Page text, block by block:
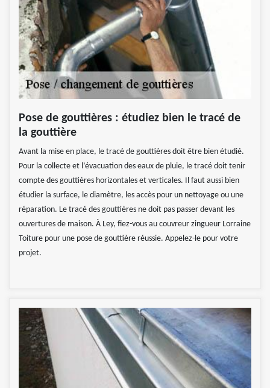
Pose de gouttières : étudiez bien le tracé de
la gouttière
Avant la mise en place, le tracé de gouttières doit être bien étudié.
Pour la collecte et l’évacuation des eaux de pluie, le tracé doit tenir
compte des gouttières horizontales et verticales. Il faut aussi bien
étudier la surface, le diamètre, les accès pour un nettoyage ou une
réparation. Le tracé des gouttières ne doit pas passer devant les
ouvertures de maison. À Ley, fiez-vous au couvreur zingueur Lorraine
Toiture pour une pose de gouttière réussie. Appelez-le pour votre
projet.